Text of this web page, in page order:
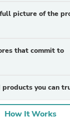
picture of the
that commit to
you can
How It Works